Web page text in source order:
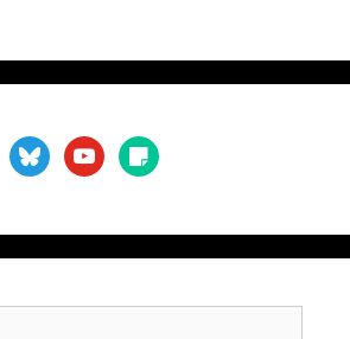
blueskyyoutubesticky-
note